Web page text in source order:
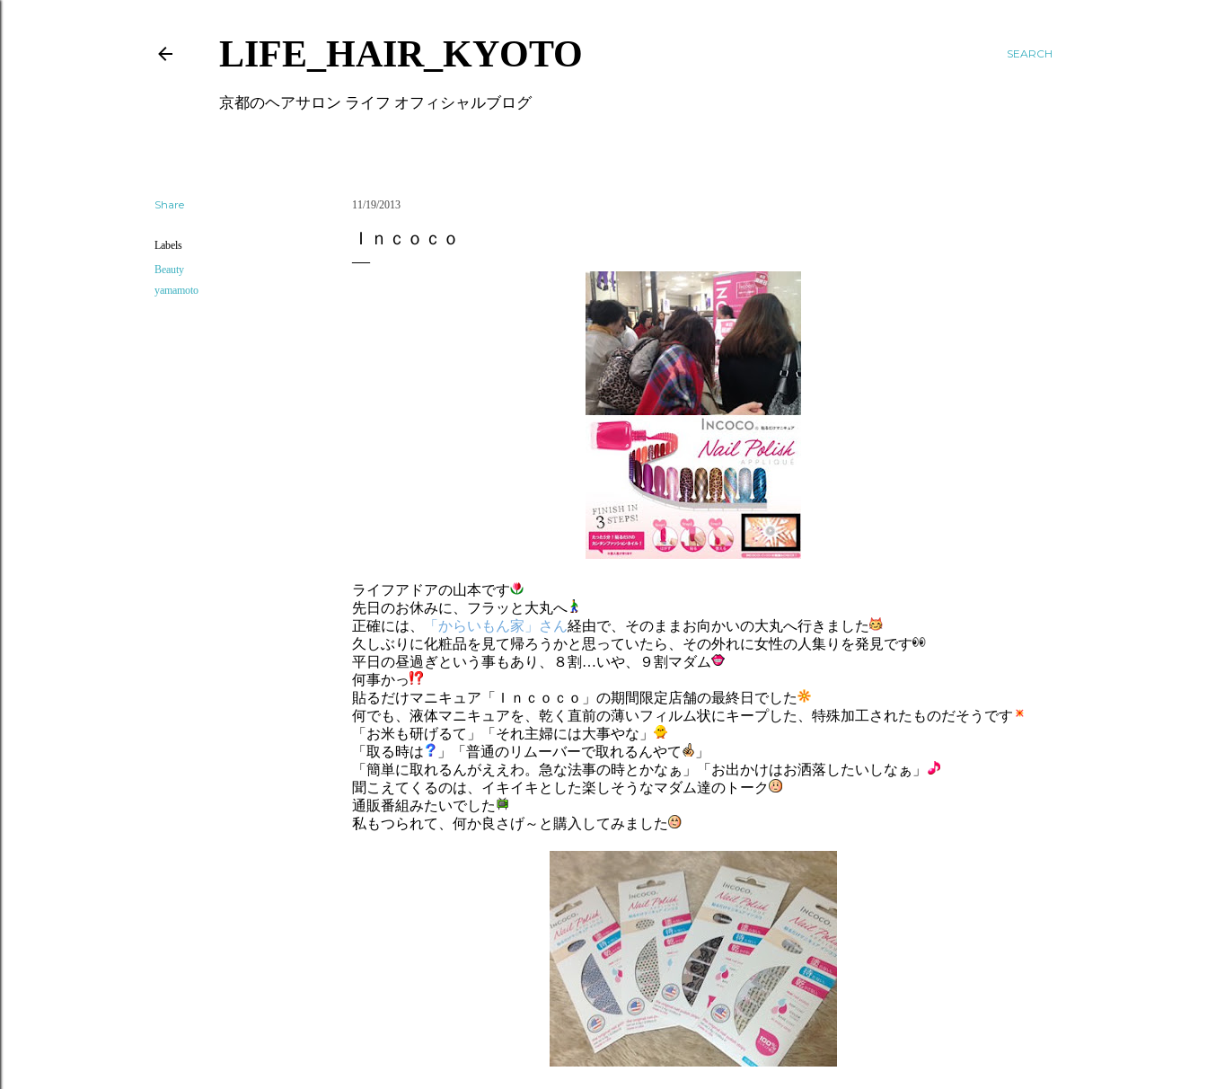
SEARCH
LIFE_HAIR_KYOTO
京都のヘアサロン ライフ オフィシャルブログ
Share
Labels
Beauty
yamamoto
11/19/2013
Ｉｎｃｏｃｏ
ライフアドアの山本です
先日のお休みに、フラッと大丸へ
正確には、
「からいもん家」さん経由で、そのままお向かいの大丸へ行きました
久しぶりに化粧品を見て帰ろうかと思っていたら、その外れに女性の人集りを発見です
平日の昼過ぎという事もあり、８割…いや、９割マダム
何事かっ
貼るだけマニキュア「Ｉｎｃｏｃｏ」の期間限定店舗の最終日でした
何でも、液体マニキュアを、乾く直前の薄いフィルム状にキープした、特殊加工されたものだそうです
「お米も研げるて」「それ主婦には大事やな」
「取る時は
」「普通のリムーバーで取れるんやて
」
「簡単に取れるんがええわ。急な法事の時とかなぁ」「お出かけはお洒落したいしなぁ」
聞こえてくるのは、イキイキとした楽しそうなマダム達のトーク
通販番組みたいでした
私もつられて、何か良さげ～と購入してみました